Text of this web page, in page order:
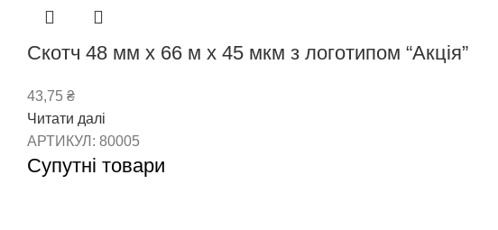
Скотч 48 мм x 66 м х 45 мкм з логотипом “Акція”
43,75 ₴
Читати далі
АРТИКУЛ: 80005
Супутні товари